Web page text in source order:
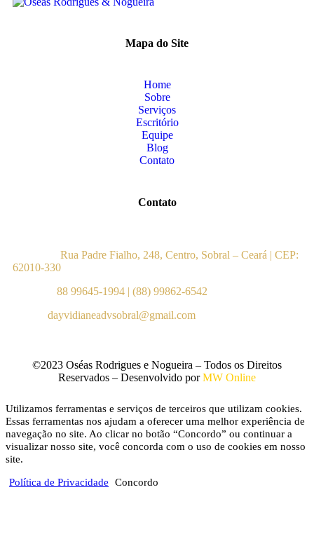
Mapa do Site
Home
Sobre
Serviços
Escritório
Equipe
Blog
Contato
Contato
Rua Padre Fialho, 248, Centro, Sobral – Ceará | CEP:
62010-330
88 99645-1994 | (88) 99862-6542
dayvidianeadvsobral@gmail.com
©2023 Oséas Rodrigues e Nogueira – Todos os Direitos
Reservados – Desenvolvido por MW Online
Utilizamos ferramentas e serviços de terceiros que utilizam cookies.
Essas ferramentas nos ajudam a oferecer uma melhor experiência de
navegação no site. Ao clicar no botão “Concordo” ou continuar a
visualizar nosso site, você concorda com o uso de cookies em nosso
site.
Política de Privacidade Concordo